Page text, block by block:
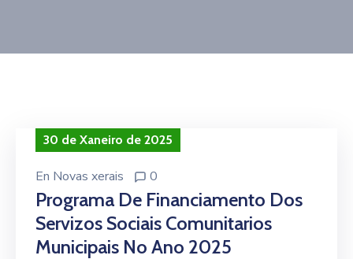
Novas
30 de Xaneiro de 2025
En Novas xerais 0
Programa De Financiamento Dos
Servizos Sociais Comunitarios
Municipais No Ano 2025